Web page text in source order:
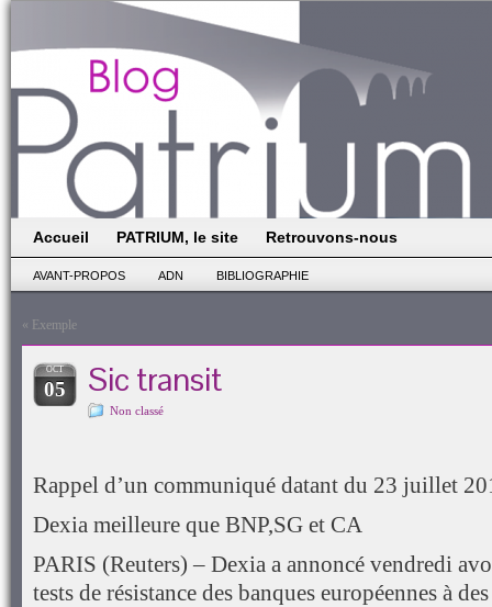
Accueil PATRIUM, le site Retrouvons-nous
AVANT-PROPOS ADN BIBLIOGRAPHIE
« Exemple
OCT
05 Sic transit
Non classé
Rappel d’un communiqué datant du 23 juillet
Dexia meilleure que BNP,SG et CA
PARIS (Reuters) – Dexia a annoncé vendredi
tests de résistance des banques européennes à